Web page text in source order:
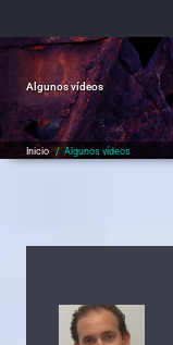
Algunos vídeos
Inicio /Algunos vídeos